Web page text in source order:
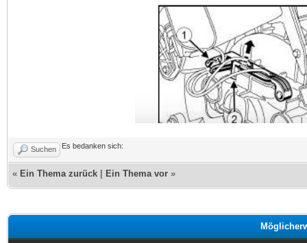
Suchen Es bedanken sich:
« Ein Thema zurück Ein Thema vor »